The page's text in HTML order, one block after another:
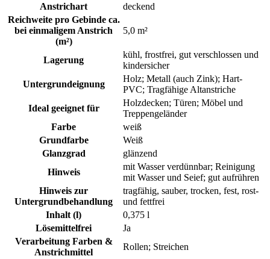
Anstrichart
deckend
Reichweite pro Gebinde ca.
bei einmaligem Anstrich
(m²)
5,0 m²
Lagerung
kühl, frostfrei, gut verschlossen und
kindersicher
Untergrundeignung
Holz; Metall (auch Zink); Hart-
PVC; Tragfähige Altanstriche
Ideal geeignet für
Holzdecken; Türen; Möbel und
Treppengeländer
Farbe
weiß
Grundfarbe
Weiß
Glanzgrad
glänzend
Hinweis
mit Wasser verdünnbar; Reinigung
mit Wasser und Seief; gut aufrühren
Hinweis zur
Untergrundbehandlung
tragfähig, sauber, trocken, fest, rost-
und fettfrei
Inhalt (l)
0,375 l
Lösemittelfrei
Ja
Verarbeitung Farben &
Anstrichmittel
Rollen; Streichen